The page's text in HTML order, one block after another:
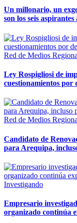
Un millonario, un
son los seis
Red de Medios
Ley Rospigliosi de
cuestionamientos por
Red de Medios
Candidato de
para Arequipa,
Investigando
Empresario
organizado continúa